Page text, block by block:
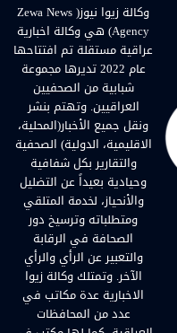
وكالة زيوا نيوز( Zewa News
Agency) هي وكالة اخبارية
عراقية مستقلة تم افتتاحها
عام 2022 تديرها مجموعة
شبابية من الصحفيين
العراقيين. وتهتم بنشر
ونقل جميع الأخبار(المحلية،
الاقليمية، الدولية) الصحفية
والتقارير بكل شفافية
وحيادية بعيداً عن التضليل
والأنحياز، لخدمة المتلقي
ومتطلباته وترسيخ دور
الصحافة في الرقابة
والتعبير عن الرأي والرأي
الآخر. وتمتلك وكالة زيوا
الاخبارية عدة مكاتب في
عدد من المحافظات